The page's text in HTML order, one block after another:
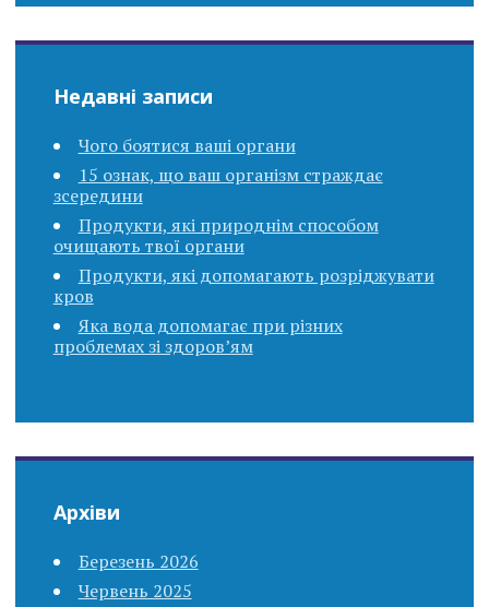
Недавні записи
Чого боятися ваші органи
15 ознак, що ваш організм страждає
зсередини
Продукти, які природнім способом
очищають твої органи
Продукти, які допомагають розріджувати
кров
Яка вода допомагає при різних
проблемах зі здоров’ям
Архіви
Березень 2026
Червень 2025